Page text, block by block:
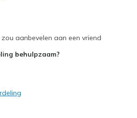
zou aanbevelen aan een vriend
behulpzaam?